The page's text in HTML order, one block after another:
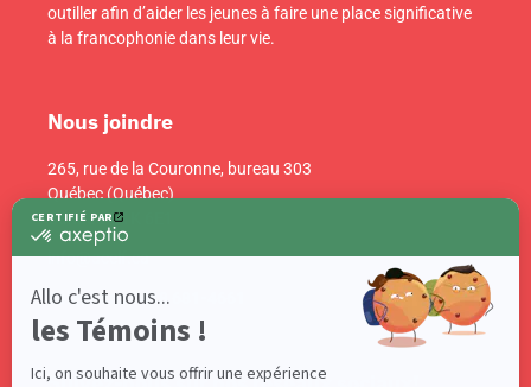
outiller afin d’aider les jeunes à faire une place significative
à la francophonie dans leur vie.
Nous joindre
265, rue de la Couronne, bureau 303
Québec (Québec)
Canada G1K 6E1
info@acelf.ca
Téléphone : 418 681-4661